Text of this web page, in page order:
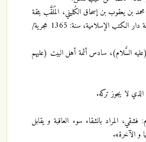
جعفر محمد بن يعقوب بن إسحاق الكُليني، المُلَقَّب بثقة
الإسلام، المتوفى سنة: 329 هجرية، طبعة دار الكتب الإسلامية، سنة: 1365 هجرية/
السَّلام)، سادس أئمة أهل البيت (عليهم
الذي لا يجوز تركه.
فشقي، المراد بالشقاء سوء العاقبة و يقابل
و الآخرة».